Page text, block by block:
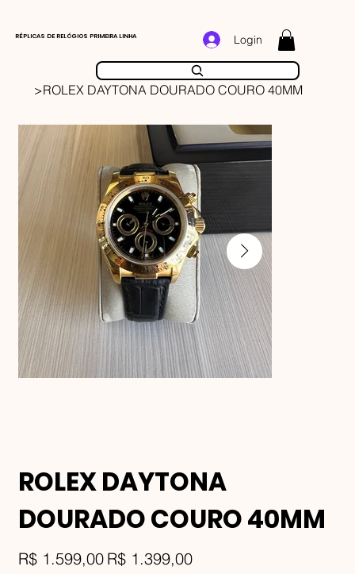
RÉPLICAS DE RELÓGIOS PRIMEIRA LINHA Login
>ROLEX DAYTONA DOURADO COURO 40MM
ROLEX DAYTONA
DOURADO COURO 40MM
Preço
original
R$ 1.599,00 Preço
promocional
R$ 1.399,00